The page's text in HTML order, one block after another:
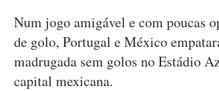
Num jogo amigável e com poucas
de golo, Portugal e México
madrugada sem golos no Estádio
capital mexicana.